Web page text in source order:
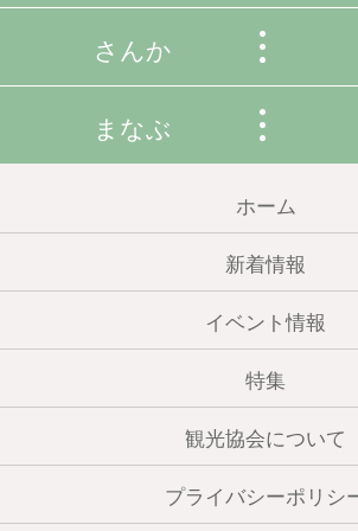
さんか
まなぶ
ホーム
新着情報
イベント情報
特集
観光協会について
プライバシーポリシ